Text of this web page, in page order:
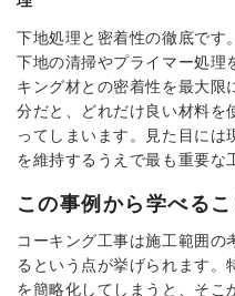
下地処理と密着性の徹底です
下地の清掃やプライマー処理
キング材との密着性を最大限
分だと、どれだけ良い材料を
ってしまいます。見た目に
を維持するうえで最も重要な
この事例から学べるこ
コーキング工事は施工範囲の
るという点が挙げられます。
を簡略化してしまうと、そこ